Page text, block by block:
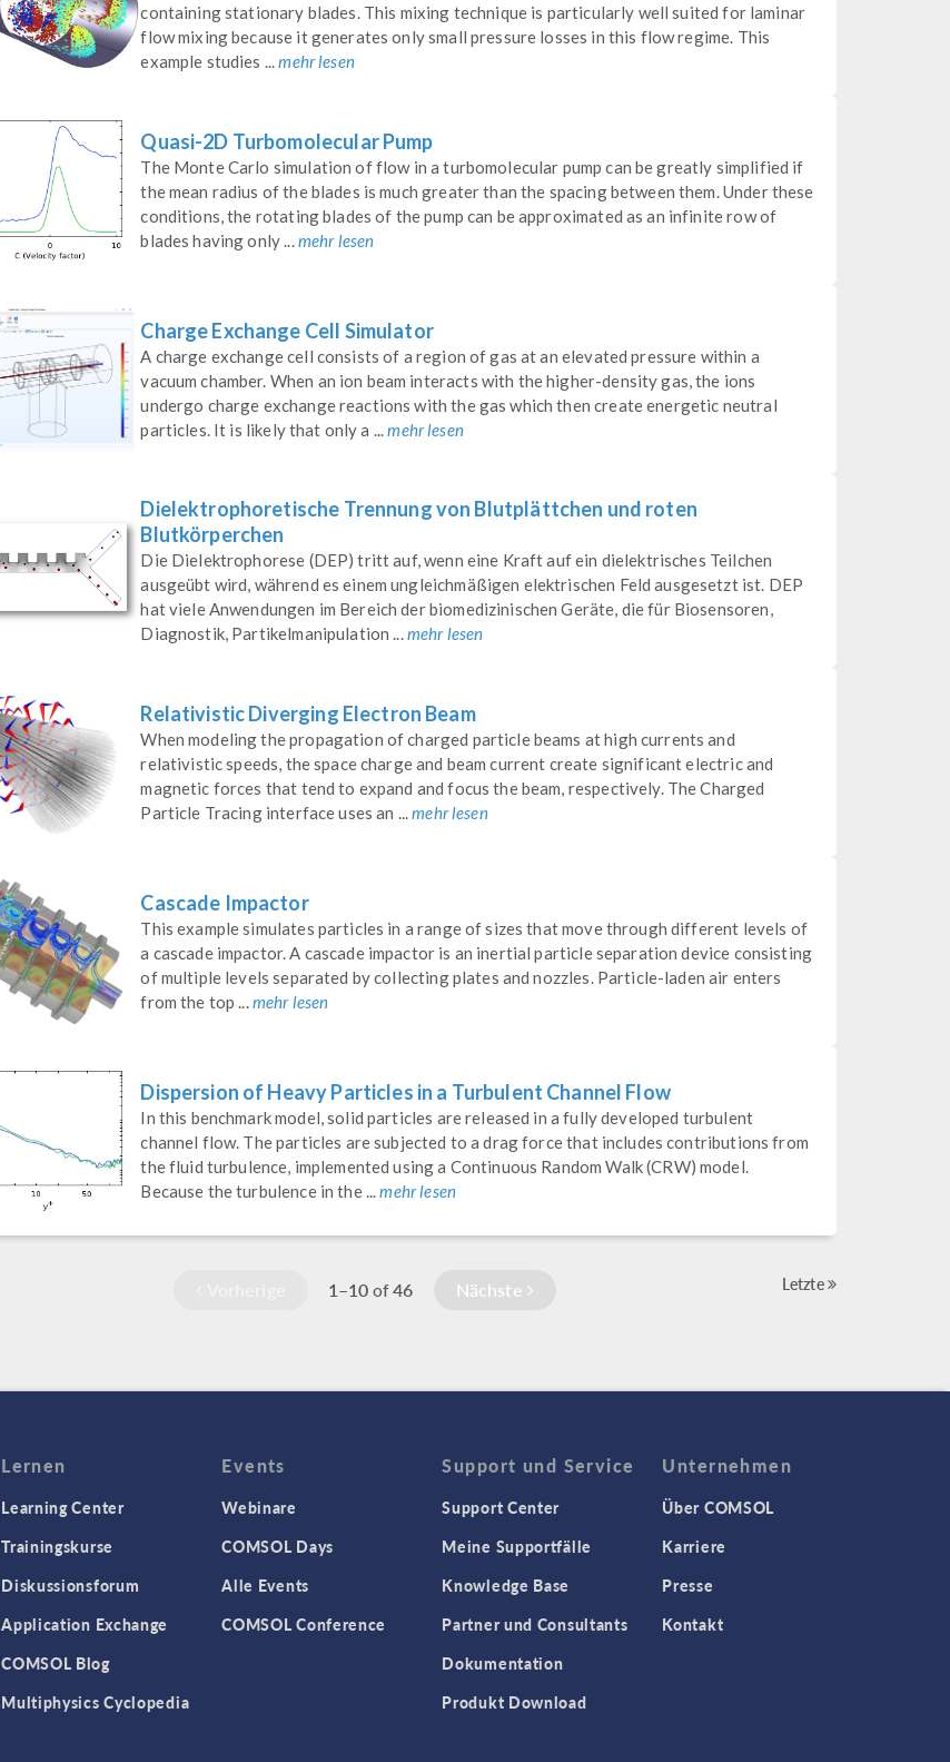
containing stationary blades. This mixing technique is particularly well suited for laminar
flow mixing because it generates only small pressure losses in this flow regime. This
example studies ...mehr lesen
Quasi-2D Turbomolecular Pump
The Monte Carlo simulation of flow in a turbomolecular pump can be greatly simplified if
the mean radius of the blades is much greater than the spacing between them. Under these
conditions, the rotating blades of the pump can be approximated as an infinite row of
blades having only ...mehr lesen
Charge Exchange Cell Simulator
A charge exchange cell consists of a region of gas at an elevated pressure within a
vacuum chamber. When an ion beam interacts with the higher-density gas, the ions
undergo charge exchange reactions with the gas which then create energetic neutral
particles. It is likely that only a ...mehr lesen
Dielektrophoretische Trennung von Blutplättchen und roten
Blutkörperchen
Die Dielektrophorese (DEP) tritt auf, wenn eine Kraft auf ein dielektrisches Teilchen
ausgeübt wird, während es einem ungleichmäßigen elektrischen Feld ausgesetzt ist. DEP
hat viele Anwendungen im Bereich der biomedizinischen Geräte, die für Biosensoren,
Diagnostik, Partikelmanipulation ...mehr lesen
Relativistic Diverging Electron Beam
When modeling the propagation of charged particle beams at high currents and
relativistic speeds, the space charge and beam current create significant electric and
magnetic forces that tend to expand and focus the beam, respectively. The Charged
Particle Tracing interface uses an ...mehr lesen
Cascade Impactor
This example simulates particles in a range of sizes that move through different levels of
a cascade impactor. A cascade impactor is an inertial particle separation device consisting
of multiple levels separated by collecting plates and nozzles. Particle-laden air enters
from the top ... mehr lesen
Dispersion of Heavy Particles in a Turbulent Channel Flow
In this benchmark model, solid particles are released in a fully developed turbulent
channel flow. The particles are subjected to a drag force that includes contributions from
the fluid turbulence, implemented using a Continuous Random Walk (CRW) model.
Because the turbulence in the ...mehr lesen
1–10 of46 Nächste Letzte
Lernen
Learning Center
Trainingskurse
Diskussionsforum
Application Exchange
COMSOL Blog
Multiphysics Cyclopedia
Events
Webinare
COMSOL Days
Alle Events
COMSOL Conference
Support und Service
Support Center
Meine Supportfälle
Knowledge Base
Partner und Consultants
Dokumentation
Produkt Download
Unternehmen
Über COMSOL
Karriere
Presse
Kontakt